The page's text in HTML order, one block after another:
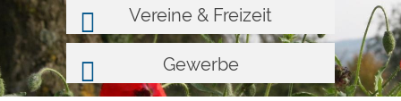
Vereine & Freizeit
Gewerbe